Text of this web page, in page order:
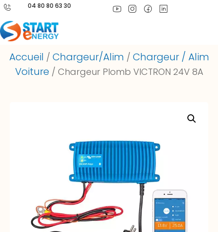
04 80 80 63 30
Accueil / Chargeur/Alim / Chargeur / Alim
Voiture/ Chargeur Plomb VICTRON 24V 8A